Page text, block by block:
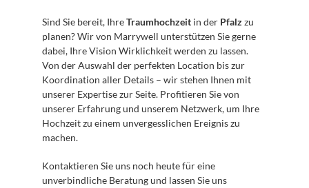
Sind Sie bereit, Ihre Traumhochzeit in der Pfalz zu
planen? Wir von Marrywell unterstützen Sie gerne
dabei, Ihre Vision Wirklichkeit werden zu lassen.
Von der Auswahl der perfekten Location bis zur
Koordination aller Details – wir stehen Ihnen mit
unserer Expertise zur Seite. Profitieren Sie von
unserer Erfahrung und unserem Netzwerk, um Ihre
Hochzeit zu einem unvergesslichen Ereignis zu
machen.
Kontaktieren Sie uns noch heute für eine
unverbindliche Beratung und lassen Sie uns